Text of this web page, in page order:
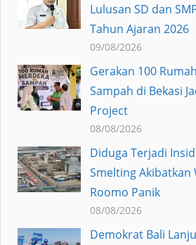
Lulusan SD dan
Tahun Ajaran 2026
09/08/2026
Gerakan 100
Sampah di Bekasi
Project
08/08/2026
Diduga Terjadi
Smelting Akibatkan
Roomo Panik
08/08/2026
Demokrat Bali